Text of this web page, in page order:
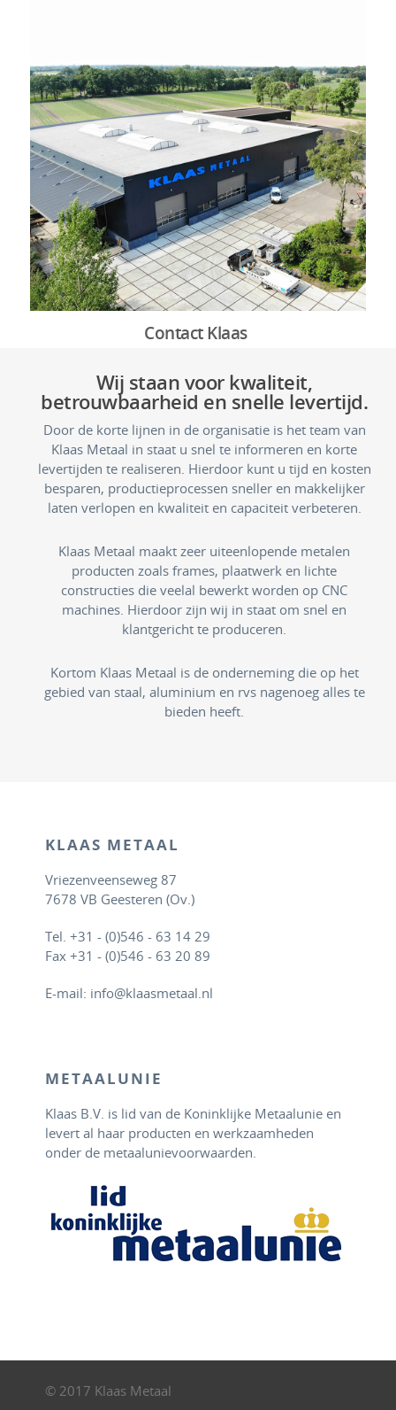
Contact Klaas
Wij staan voor kwaliteit,
betrouwbaarheid en snelle levertijd.
Door de korte lijnen in de organisatie is het team van
Klaas Metaal in staat u snel te informeren en korte
levertijden te realiseren. Hierdoor kunt u tijd en kosten
besparen, productieprocessen sneller en makkelijker
laten verlopen en kwaliteit en capaciteit verbeteren.
Klaas Metaal maakt zeer uiteenlopende metalen
producten zoals frames, plaatwerk en lichte
constructies die veelal bewerkt worden op CNC
machines. Hierdoor zijn wij in staat om snel en
klantgericht te produceren.
Kortom Klaas Metaal is de onderneming die op het
gebied van staal, aluminium en rvs nagenoeg alles te
bieden heeft.
KLAAS METAAL
Vriezenveenseweg 87
7678 VB Geesteren (Ov.)
Tel. +31 - (0)546 - 63 14 29
Fax +31 - (0)546 - 63 20 89
E-mail: info@klaasmetaal.nl
METAALUNIE
Klaas B.V. is lid van de Koninklijke Metaalunie en
levert al haar producten en werkzaamheden
onder de metaalunievoorwaarden.
© 2017 Klaas Metaal